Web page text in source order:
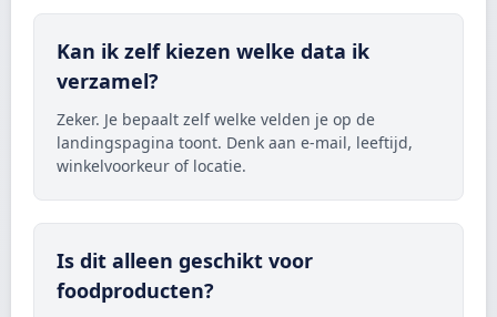
Kan ik zelf kiezen welke data ik
verzamel?
Zeker. Je bepaalt zelf welke velden je op de
landingspagina toont. Denk aan e-mail, leeftijd,
winkelvoorkeur of locatie.
Is dit alleen geschikt voor
foodproducten?